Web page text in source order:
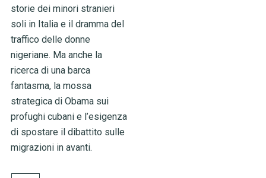
storie dei minori stranieri
soli in Italia e il dramma del
traffico delle donne
nigeriane. Ma anche la
ricerca di una barca
fantasma, la mossa
strategica di Obama sui
profughi cubani e l’esigenza
di spostare il dibattito sulle
migrazioni in avanti.